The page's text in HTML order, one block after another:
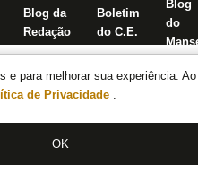
e para melhorar sua experiência.
de Privacidade .
OK
Blog da
Redação
Boletim
do C.E.
Blog
do